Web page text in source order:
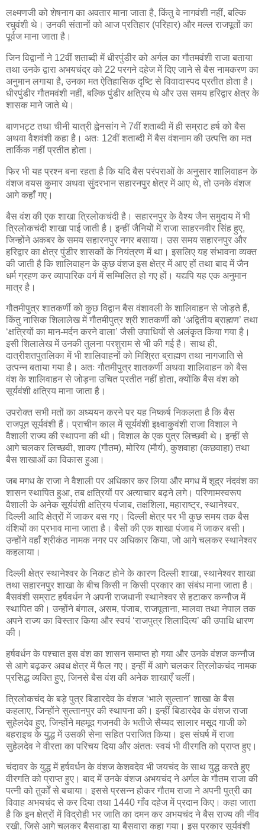
लक्ष्मणजी को शेषनाग का अवतार माना जाता है, किंतु वे नागवंशी नहीं, बल्कि
रघुवंशी थे। उनकी संतानों को आज प्रतिहार (परिहार) और मल्ल राजपूतों का
पूर्वज माना जाता है।
जिन विद्वानों ने 12वीं शताब्दी में धीरपुंडीर को अर्गल का गौतमवंशी राजा बताया
तथा उनके द्वारा अभयचंद्र को 22 परगने दहेज में दिए जाने से बैस नामकरण का
अनुमान लगाया है, उनका मत ऐतिहासिक दृष्टि से विवादास्पद प्रतीत होता है।
धीरपुंडीर गौतमवंशी नहीं, बल्कि पुंडीर क्षत्रिय थे और उस समय हरिद्वार क्षेत्र के
शासक माने जाते थे।
बाणभट्ट तथा चीनी यात्री ह्वेनसांग ने 7वीं शताब्दी में ही सम्राट हर्ष को बैस
अथवा वैशवंशी कहा है। अतः 12वीं शताब्दी में बैस वंशनाम की उत्पत्ति का मत
तार्किक नहीं प्रतीत होता।
फिर भी यह प्रश्न बना रहता है कि यदि बैस परंपराओं के अनुसार शालिवाहन के
वंशज वयस कुमार अथवा सुंदरभान सहारनपुर क्षेत्र में आए थे, तो उनके वंशज
आगे कहाँ गए।
बैस वंश की एक शाखा त्रिलोकचंदी है। सहारनपुर के वैश्य जैन समुदाय में भी
त्रिलोकचंदी शाखा पाई जाती है। इन्हीं जैनियों में राजा साहरनवीर सिंह हुए,
जिन्होंने अकबर के समय सहारनपुर नगर बसाया। उस समय सहारनपुर और
हरिद्वार का क्षेत्र पुंडीर शासकों के नियंत्रण में था। इसलिए यह संभावना व्यक्त
की जाती है कि शालिवाहन के कुछ वंशज इस क्षेत्र में आए हों तथा बाद में जैन
धर्म ग्रहण कर व्यापारिक वर्ग में सम्मिलित हो गए हों। यद्यपि यह एक अनुमान
मात्र है।
गौतमीपुत्र शातकर्णी को कुछ विद्वान बैस वंशावली के शालिवाहन से जोड़ते हैं,
किंतु नासिक शिलालेख में गौतमीपुत्र श्री शातकर्णी को ‘अद्वितीय ब्राह्मण’ तथा
‘क्षत्रियों का मान-मर्दन करने वाला’ जैसी उपाधियों से अलंकृत किया गया है।
इसी शिलालेख में उनकी तुलना परशुराम से भी की गई है। साथ ही,
दात्रीशतपुतलिका में भी शालिवाहनों को मिश्रित ब्राह्मण तथा नागजाति से
उत्पन्न बताया गया है। अतः गौतमीपुत्र शातकर्णी अथवा शालिवाहन को बैस
वंश के शालिवाहन से जोड़ना उचित प्रतीत नहीं होता, क्योंकि बैस वंश को
सूर्यवंशी क्षत्रिय माना जाता है।
उपरोक्त सभी मतों का अध्ययन करने पर यह निष्कर्ष निकलता है कि बैस
राजपूत सूर्यवंशी हैं। प्राचीन काल में सूर्यवंशी इक्ष्वाकुवंशी राजा विशाल ने
वैशाली राज्य की स्थापना की थी। विशाल के एक पुत्र लिच्छवी थे। इन्हीं से
आगे चलकर लिच्छवी, शाक्य (गौतम), मोरिय (मौर्य), कुशवाहा (कछवाहा) तथा
बैस शाखाओं का विकास हुआ।
जब मगध के राजा ने वैशाली पर अधिकार कर लिया और मगध में शूद्र नंदवंश का
शासन स्थापित हुआ, तब क्षत्रियों पर अत्याचार बढ़ने लगे। परिणामस्वरूप
वैशाली के अनेक सूर्यवंशी क्षत्रिय पंजाब, तक्षशिला, महाराष्ट्र, स्थानेश्वर,
दिल्ली आदि क्षेत्रों में जाकर बस गए। दिल्ली क्षेत्र पर भी कुछ समय तक बैस
वंशियों का प्रभाव माना जाता है। बैसों की एक शाखा पंजाब में जाकर बसी।
उन्होंने वहाँ श्रीकंठ नामक नगर पर अधिकार किया, जो आगे चलकर स्थानेश्वर
कहलाया।
दिल्ली क्षेत्र स्थानेश्वर के निकट होने के कारण दिल्ली शाखा, स्थानेश्वर शाखा
तथा सहारनपुर शाखा के बीच किसी न किसी प्रकार का संबंध माना जाता है।
बैसवंशी सम्राट हर्षवर्धन ने अपनी राजधानी स्थानेश्वर से हटाकर कन्नौज में
स्थापित की। उन्होंने बंगाल, असम, पंजाब, राजपूताना, मालवा तथा नेपाल तक
अपने राज्य का विस्तार किया और स्वयं ‘राजपुत्र शिलादित्य’ की उपाधि धारण
की।
हर्षवर्धन के पश्चात इस वंश का शासन समाप्त हो गया और उनके वंशज कन्नौज
से आगे बढ़कर अवध क्षेत्र में फैल गए। इन्हीं में आगे चलकर त्रिलोकचंद नामक
प्रसिद्ध व्यक्ति हुए, जिनसे बैस वंश की अनेक शाखाएँ चलीं।
त्रिलोकचंद के बड़े पुत्र बिडारदेव के वंशज ‘भाले सुल्तान’ शाखा के बैस
कहलाए, जिन्होंने सुल्तानपुर की स्थापना की। इन्हीं बिडारदेव के वंशज राजा
सुहेलदेव हुए, जिन्होंने महमूद गजनवी के भतीजे सैय्यद सालार मसूद गाजी को
बहराइच के युद्ध में उसकी सेना सहित पराजित किया। इस संघर्ष में राजा
सुहेलदेव ने वीरता का परिचय दिया और अंततः स्वयं भी वीरगति को प्राप्त हुए।
चंदावर के युद्ध में हर्षवर्धन के वंशज केशवदेव भी जयचंद के साथ युद्ध करते हुए
वीरगति को प्राप्त हुए। बाद में उनके वंशज अभयचंद ने अर्गल के गौतम राजा की
पत्नी को तुर्कों से बचाया। इससे प्रसन्न होकर गौतम राजा ने अपनी पुत्री का
विवाह अभयचंद से कर दिया तथा 1440 गाँव दहेज में प्रदान किए। कहा जाता
है कि इन क्षेत्रों में विद्रोही भर जाति का दमन कर अभयचंद ने बैस राज्य की नींव
रखी, जिसे आगे चलकर बैसवाड़ा या बैसवारा कहा गया। इस प्रकार सूर्यवंशी